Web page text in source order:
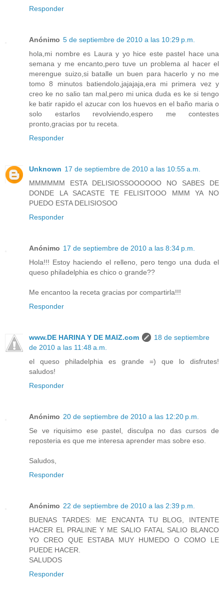
Responder
Anónimo 5 de septiembre de 2010 a las 10:29 p.m.
hola,mi nombre es Laura y yo hice este pastel hace una
semana y me encanto,pero tuve un problema al hacer el
merengue suizo,si batalle un buen para hacerlo y no me
tomo 8 minutos batiendolo,jajajaja,era mi primera vez y
creo ke no salio tan mal,pero mi unica duda es ke si tengo
ke batir rapido el azucar con los huevos en el baño maria o
solo estarlos revolviendo,espero me contestes
pronto,gracias por tu receta.
Responder
Unknown 17 de septiembre de 2010 a las 10:55 a.m.
MMMMMM ESTA DELISIOSSOOOOOO NO SABES DE
DONDE LA SACASTE TE FELISITOOO MMM YA NO
PUEDO ESTA DELISIOSOO
Responder
Anónimo 17 de septiembre de 2010 a las 8:34 p.m.
Hola!!! Estoy haciendo el relleno, pero tengo una duda el
queso philadelphia es chico o grande??
Me encantoo la receta gracias por compartirla!!!
Responder
www.DE HARINA Y DE MAIZ.com
18 de septiembre
de 2010 a las 11:48 a.m.
el queso philadelphia es grande =) que lo disfrutes!
saludos!
Responder
Anónimo 20 de septiembre de 2010 a las 12:20 p.m.
Se ve riquisimo ese pastel, disculpa no das cursos de
reposteria es que me interesa aprender mas sobre eso.
Saludos,
Responder
Anónimo 22 de septiembre de 2010 a las 2:39 p.m.
BUENAS TARDES: ME ENCANTA TU BLOG, INTENTE
HACER EL PRALINE Y ME SALIO FATAL SALIO BLANCO
YO CREO QUE ESTABA MUY HUMEDO O COMO LE
PUEDE HACER.
SALUDOS
Responder